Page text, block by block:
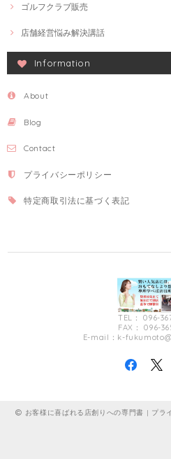
ゴルフクラブ販売
店舗経営悩み解決講話
Information
About
Blog
Contact
プライバシーポリシー
特定商取引法に基づく表記
TEL： 096-
FAX： 096-
E-mail： k-
お客様に喜ばれる店創りへの専門書 | プラ